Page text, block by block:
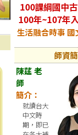
100課綱國中
100年~107年
生活融合時事
師資
陳莛 老
師
簡介：
就讀台大
中文時
期，即已